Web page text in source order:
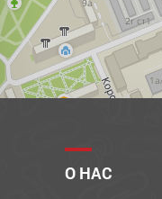
О НАС